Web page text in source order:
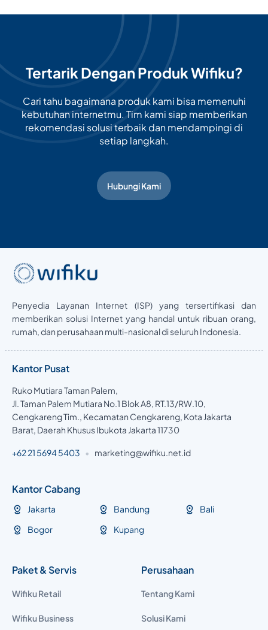
Tertarik Dengan Produk Wifiku?
Cari tahu bagaimana produk kami bisa memenuhi
kebutuhan internetmu. Tim kami siap memberikan
rekomendasi solusi terbaik dan mendampingi di
setiap langkah.
Hubungi Kami
Penyedia Layanan Internet (ISP) yang tersertifikasi dan
memberikan solusi Internet yang handal untuk ribuan orang,
rumah, dan perusahaan multi-nasional di seluruh Indonesia.
Kantor Pusat
Ruko Mutiara Taman Palem,
Jl. Taman Palem Mutiara No.1 Blok A8, RT.13/RW.10,
Cengkareng Tim., Kecamatan Cengkareng, Kota Jakarta
Barat, Daerah Khusus Ibukota Jakarta 11730
+62 21 5694 5403 • marketing@wifiku.net.id
Kantor Cabang
Jakarta
Bogor
Bandung
Kupang
Bali
Paket & Servis
Wifiku Retail
Wifiku Business
Perusahaan
Tentang Kami
Solusi Kami